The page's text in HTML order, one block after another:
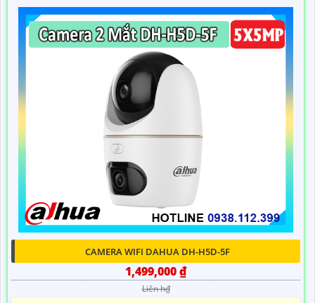
CAMERA WIFI DAHUA DH-H5D-5F
1,499,000 ₫
Liên h₫